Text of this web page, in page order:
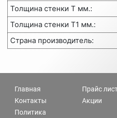
Толщина стенки Т мм.:
Толщина стенки Т1 мм.:
Страна производитель:
Главная
Контакты
Политика
Прайс
Акции